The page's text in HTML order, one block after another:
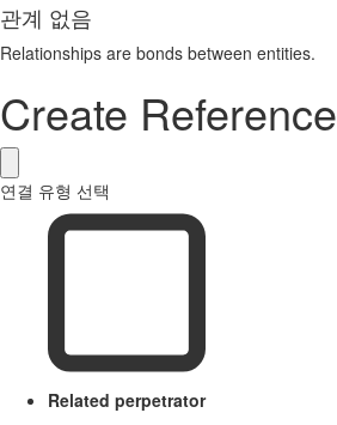
관계 없음
Relationships are bonds between entities.
Create Reference
연결 유형 선택
Related perpetrator